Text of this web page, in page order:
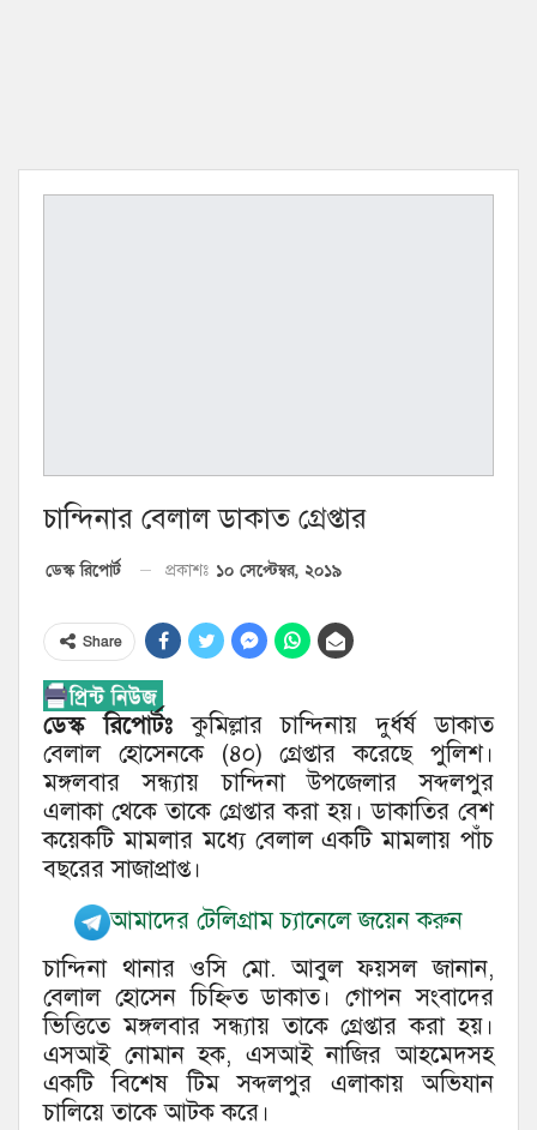
চান্দিনার বেলাল ডাকাত গ্রেপ্তার
ডেস্ক রিপোর্ট প্রকাশঃ ১০ সেপ্টেম্বর, ২০১৯
Share
ডেস্ক রিপোর্টঃকুমিল্লার চান্দিনায় দুর্ধর্ষ ডাকাত
বেলাল হোসেনকে (৪০) গ্রেপ্তার করেছে পুলিশ।
মঙ্গলবার সন্ধ্যায় চান্দিনা উপজেলার সব্দলপুর
এলাকা থেকে তাকে গ্রেপ্তার করা হয়। ডাকাতির বেশ
কয়েকটি মামলার মধ্যে বেলাল একটি মামলায় পাঁচ
বছরের সাজাপ্রাপ্ত।
আমাদের টেলিগ্রাম চ্যানেলে জয়েন করুন
চান্দিনা থানার ওসি মো. আবুল ফয়সল জানান,
বেলাল হোসেন চিহ্নিত ডাকাত। গোপন সংবাদের
ভিত্তিতে মঙ্গলবার সন্ধ্যায় তাকে গ্রেপ্তার করা হয়।
এসআই নোমান হক, এসআই নাজির আহমেদসহ
একটি বিশেষ টিম সব্দলপুর এলাকায় অভিযান
চালিয়ে তাকে আটক করে।